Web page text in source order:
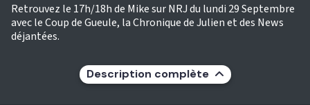
Retrouvez le 17h/18h de Mike sur NRJ du lundi 29 Septembre
avec le Coup de Gueule, la Chronique de Julien et des News
déjantées.
Description complète